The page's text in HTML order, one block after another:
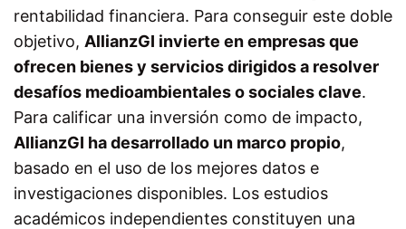
rentabilidad financiera. Para conseguir este doble
objetivo, AllianzGI invierte en empresas que
ofrecen bienes y servicios dirigidos a resolver
desafíos medioambientales o sociales clave.
Para calificar una inversión como de impacto,
AllianzGI ha desarrollado un marco propio,
basado en el uso de los mejores datos e
investigaciones disponibles. Los estudios
académicos independientes constituyen una